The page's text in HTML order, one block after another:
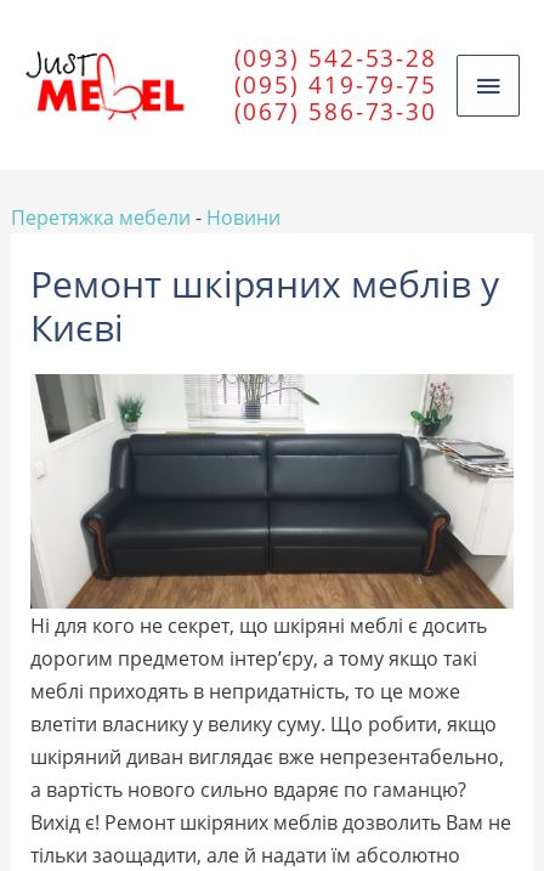
(093) 542-53-28
(095) 419-79-75
(067) 586-73-30
Перетяжка мебели - Новини
Ремонт шкіряних меблів у
Києві
Ні для кого не секрет, що шкіряні меблі є досить
дорогим предметом інтер’єру, а тому якщо такі
меблі приходять в непридатність, то це може
влетіти власнику у велику суму. Що робити, якщо
шкіряний диван виглядає вже непрезентабельно,
а вартість нового сильно вдаряє по гаманцю?
Вихід є! Ремонт шкіряних меблів дозволить Вам не
тільки заощадити, але й надати їм абсолютно